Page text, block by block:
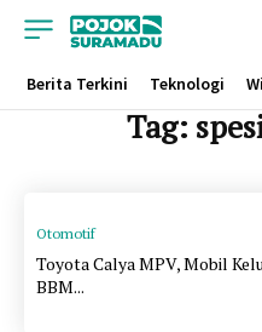
Berita Terkini Teknologi
Tag:
Otomotif
Toyota Calya MPV, Mobil
BBM...